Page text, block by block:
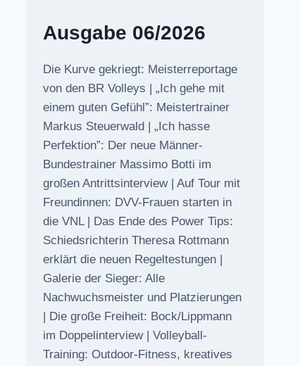
Ausgabe 06/2026
Die Kurve gekriegt: Meisterreportage
von den BR Volleys | „Ich gehe mit
einem guten Gefühl”: Meistertrainer
Markus Steuerwald | „Ich hasse
Perfektion”: Der neue Männer-
Bundestrainer Massimo Botti im
großen Antrittsinterview | Auf Tour mit
Freundinnen: DVV-Frauen starten in
die VNL | Das Ende des Power Tips:
Schiedsrichterin Theresa Rottmann
erklärt die neuen Regeltestungen |
Galerie der Sieger: Alle
Nachwuchsmeister und Platzierungen
| Die große Freiheit: Bock/Lippmann
im Doppelinterview | Volleyball-
Training: Outdoor-Fitness, kreatives